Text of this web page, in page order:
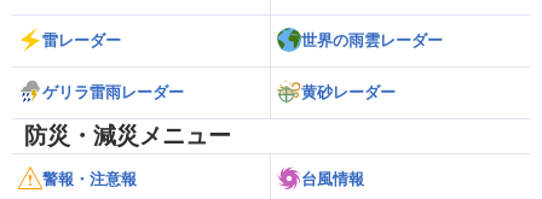
雷レーダー 世界の雨雲レーダー
ゲリラ雷雨レーダー 黄砂レーダー
防災・減災メニュー
警報・注意報 台風情報